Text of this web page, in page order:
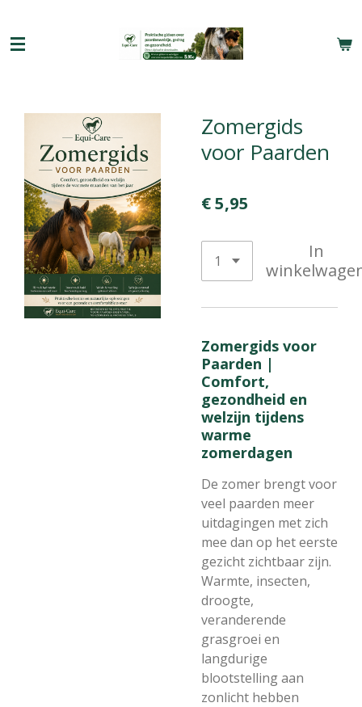
direct
naar
Zomergids
voor Paarden
€ 5,95
In
Zomergids voor
Paarden |
Comfort,
gezondheid en
welzijn tijdens
warme
zomerdagen
De zomer brengt voor
veel paarden meer
uitdagingen met zich
mee dan op het eerste
gezicht zichtbaar zijn.
Warmte, insecten,
droogte,
veranderende
grasgroei en
langdurige
blootstelling aan
zonlicht hebben